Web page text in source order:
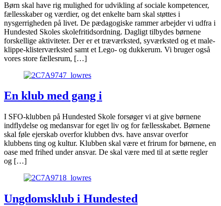
Børn skal have rig mulighed for udvikling af sociale kompetencer,
fællesskaber og værdier, og det enkelte barn skal støttes i
nysgerrigheden på livet. De pædagogiske rammer arbejder vi udfra i
Hundested Skoles skolefritidsordning. Dagligt tilbydes børnene
forskellige aktiviteter. Der er et træværksted, syværksted og et male-
klippe-klisterværksted samt et Lego- og dukkerum. Vi bruger også
vores store fællesrum, […]
En klub med gang i
I SFO-klubben på Hundested Skole forsøger vi at give børnene
indflydelse og medansvar for eget liv og for fællesskabet. Børnene
skal føle ejerskab overfor klubben dvs. have ansvar overfor
klubbens ting og kultur. Klubben skal være et frirum for børnene, en
oase med frihed under ansvar. De skal være med til at sætte regler
og […]
Ungdomsklub i Hundested